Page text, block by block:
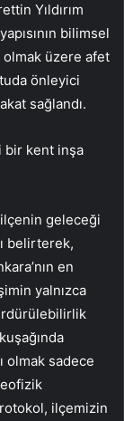
Yıldırım
bilimsel
üzere afet
önleyici
sağlandı.
bir kent inşa
ilçenin geleceği
belirterek,
en
yalnızca
olmak sadece
ilçemizin